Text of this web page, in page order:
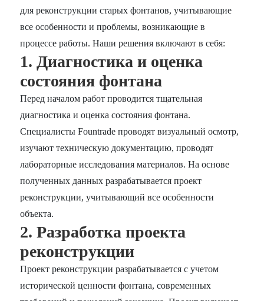
для реконструкции старых фонтанов, учитывающие
все особенности и проблемы, возникающие в
процессе работы. Наши решения включают в себя:
1. Диагностика и оценка
состояния фонтана
Перед началом работ проводится тщательная
диагностика и оценка состояния фонтана.
Специалисты Fountrade проводят визуальный осмотр,
изучают техническую документацию, проводят
лабораторные исследования материалов. На основе
полученных данных разрабатывается проект
реконструкции, учитывающий все особенности
объекта.
2. Разработка проекта
реконструкции
Проект реконструкции разрабатывается с учетом
исторической ценности фонтана, современных